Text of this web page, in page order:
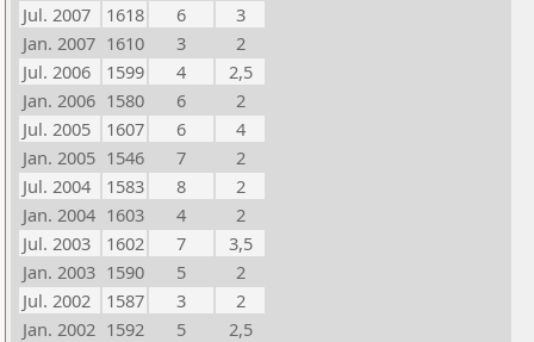
Jul. 2007
1618 6
3
Jan. 2007 1610 3
2
Jul. 2006
1599 4
2,5
Jan. 2006 1580 6
2
Jul. 2005
1607 6
4
Jan. 2005 1546 7
2
Jul. 2004
1583 8
2
Jan. 2004 1603 4
2
Jul. 2003
1602 7
3,5
Jan. 2003 1590 5
2
Jul. 2002
1587 3
2
Jan. 2002 1592 5
2,5